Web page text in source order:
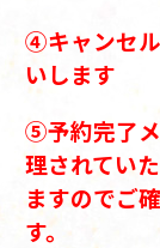
④キャンセ
いします
⑤予約完了
理されてい
ますのでご
す。